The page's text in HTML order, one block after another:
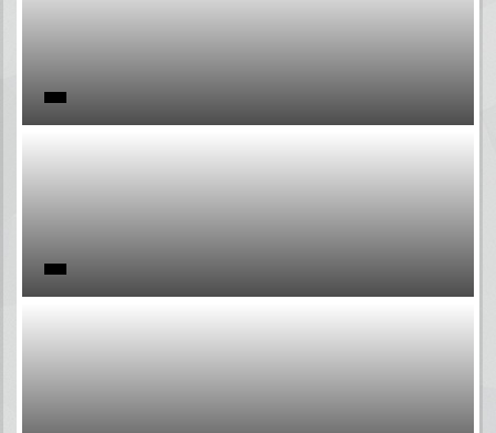
Por favor, aguarde...